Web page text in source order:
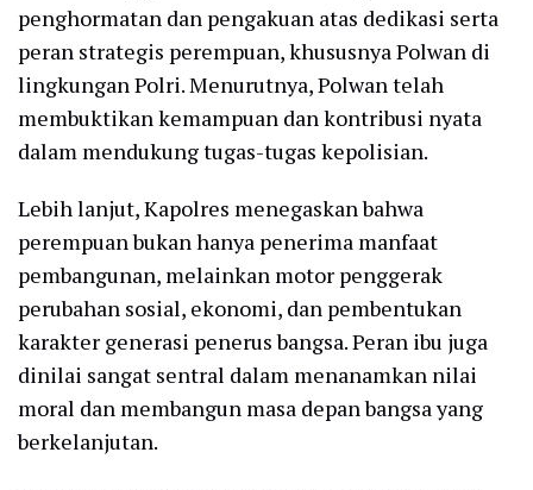
penghormatan dan pengakuan atas dedikasi serta
peran strategis perempuan, khususnya Polwan di
lingkungan Polri. Menurutnya, Polwan telah
membuktikan kemampuan dan kontribusi nyata
dalam mendukung tugas-tugas kepolisian.
Lebih lanjut, Kapolres menegaskan bahwa
perempuan bukan hanya penerima manfaat
pembangunan, melainkan motor penggerak
perubahan sosial, ekonomi, dan pembentukan
karakter generasi penerus bangsa. Peran ibu juga
dinilai sangat sentral dalam menanamkan nilai
moral dan membangun masa depan bangsa yang
berkelanjutan.